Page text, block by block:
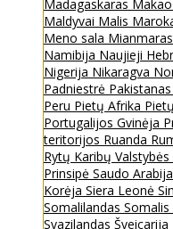
Madagaskaras Makao
Maldyvai Malis
Meno sala Mianmaras
Namibija Naujieji
Nigerija Nikaragva
Padniestrė Pakistanas
Peru Pietų Afrika
Portugalijos Gvinėja
teritorijos Ruanda
Rytų Karibų Valstybės
Prinsipė Saudo Arabija
Korėja Siera Leonė
Somalilandas Somalis
Svazilandas Šveicarija